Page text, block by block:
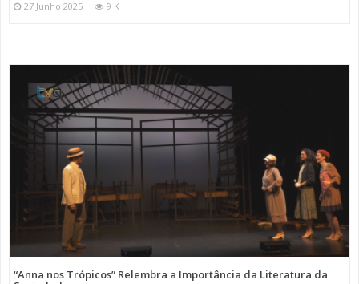
27 Junho 2025 9 K
“Anna nos Trópicos” Relembra a Importância da Literatura da